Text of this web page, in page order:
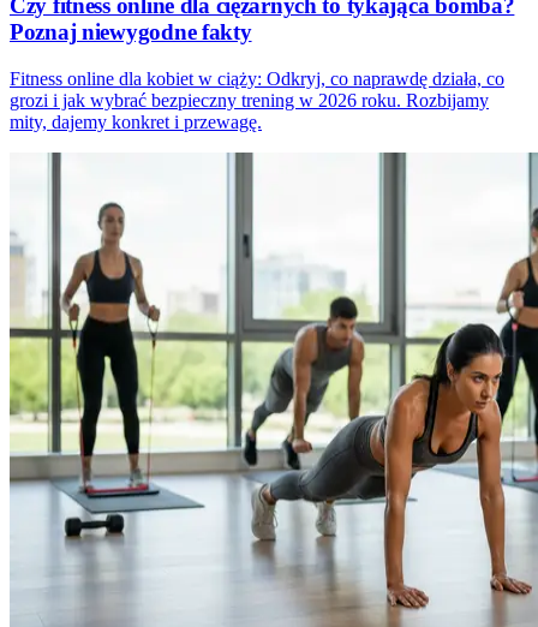
Czy fitness online dla ciężarnych to tykająca bomba?
Poznaj niewygodne fakty
Fitness online dla kobiet w ciąży: Odkryj, co naprawdę działa, co
grozi i jak wybrać bezpieczny trening w 2026 roku. Rozbijamy
mity, dajemy konkret i przewagę.